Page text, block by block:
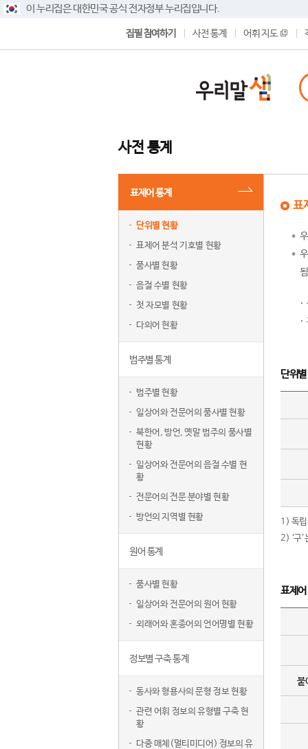
이 누리집은 대한민국 공식 전자정부 누리집입니다.
집필 참여하기 사전 통계 어휘 지도
사전 통계
표제어 통계
단위별 현황
표제어 분석 기호별 현황
품사별 현황
음절 수별 현황
첫 자모별 현황
다의어 현황
범주별 통계
범주별 현황
일상어와 전문어의 품사별 현황
북한어, 방언, 옛말 범주의 품사별
현황
일상어와 전문어의 음절 수별 현
황
전문어의 전문 분야별 현황
방언의 지역별 현황
원어 통계
품사별 현황
일상어와 전문어의 원어 현황
외래어와 혼종어의 언어명별 현황
정보별 구축 통계
동사와 형용사의 문형 정보 현황
관련 어휘 정보의 유형별 구축 현
황
다중 매체(멀티미디어) 정보의 유
표
단위
1) 독립
2) ‘구
표제
붙